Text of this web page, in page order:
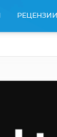
РЕЦЕНЗИИ